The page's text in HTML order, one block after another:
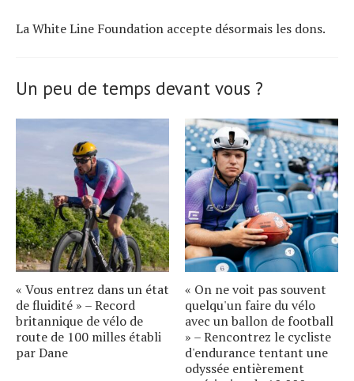
La White Line Foundation accepte désormais les dons.
Un peu de temps devant vous ?
« Vous entrez dans un état
de fluidité » – Record
britannique de vélo de
route de 100 milles établi
par Dane
« On ne voit pas souvent
quelqu'un faire du vélo
avec un ballon de football
» – Rencontrez le cycliste
d'endurance tentant une
odyssée entièrement